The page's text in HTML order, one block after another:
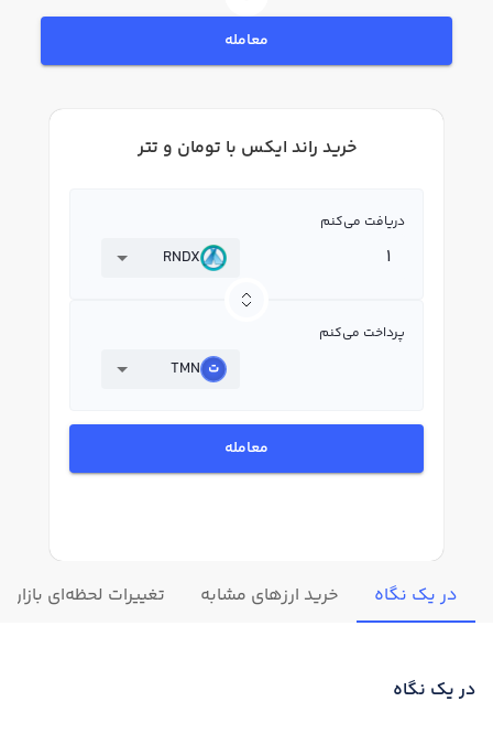
ایکس نیز در دسترس شما قرار دارد تا بتوانید تصمیمات بهتری در معاملات خود
معامله
خرید راند ایکس با تومان و تتر
دریافت می‌کنم
RNDX
پرداخت می‌کنم
TMN
معامله
در یک نگاه خرید ارزهای مشابه تغییرات لحظه‌ای بازار
در یک نگاه